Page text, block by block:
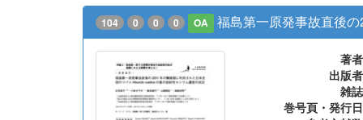
104 0 0 0 OA 福島第一原発事故直後
著者
出版者
雑誌
巻号頁・発行日